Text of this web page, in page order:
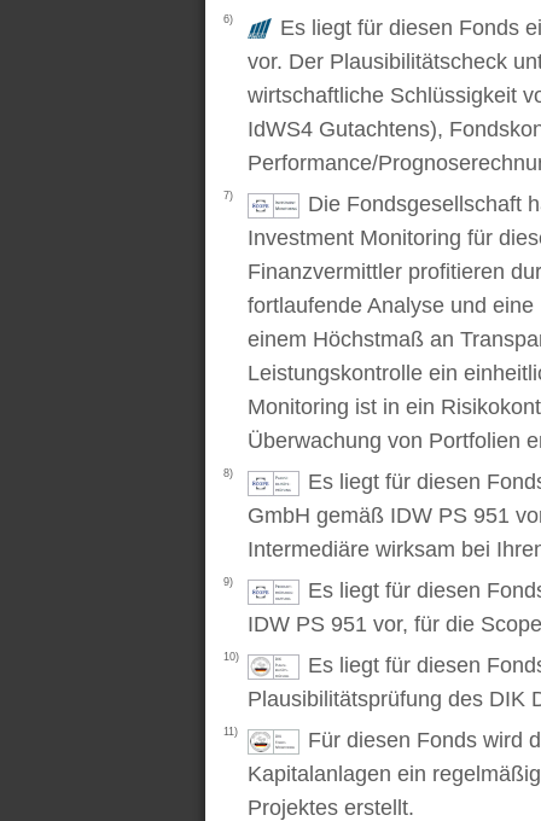
6)
Es liegt für diesen Fonds
vor. Der Plausibilitätscheck
wirtschaftliche Schlüssigkeit
IdWS4 Gutachtens),
Performance/
7)
Die Fondsgesellschaft
Investment Monitoring für
Finanzvermittler profitieren
fortlaufende Analyse und
einem Höchstmaß an
Leistungskontrolle ein
Monitoring ist in ein
Überwachung von Portfolien
8)
Es liegt für diesen
GmbH gemäß IDW PS 951
Intermediäre wirksam bei
9)
Es liegt für diesen
IDW PS 951 vor, für die
10)
Es liegt für diesen
Plausibilitätsprüfung des DIK
11)
Für diesen Fonds wird
Kapitalanlagen ein
Projektes erstellt.